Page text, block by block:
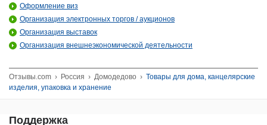
Оформление виз
Организация электронных торгов / аукционов
Организация выставок
Организация внешнеэкономической деятельности
Отзывы.com › Россия › Домодедово › Товары для дома, канцелярские
изделия, упаковка и хранение
Поддержка